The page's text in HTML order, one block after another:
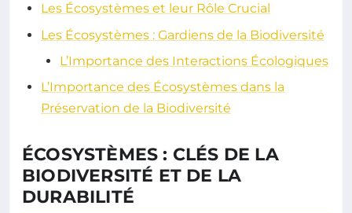
Les Écosystèmes et leur Rôle Crucial
Les Écosystèmes : Gardiens de la Biodiversité
L’Importance des Interactions Écologiques
L’Importance des Écosystèmes dans la
Préservation de la Biodiversité
ÉCOSYSTÈMES : CLÉS DE LA
BIODIVERSITÉ ET DE LA
DURABILITÉ